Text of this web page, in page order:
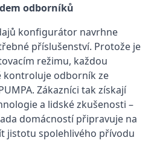
odborníků
konfigurátor navrhne
příslušenství. Protože je
režimu, každou
kontroluje odborník ze
Zákazníci tak získají
a lidské zkušenosti –
domácností připravuje na
jistotu spolehlivého přívodu